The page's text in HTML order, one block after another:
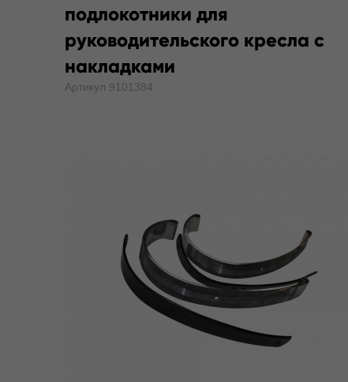
подлокотники для
руководительского кресла с
накладками
Артикул 9101384